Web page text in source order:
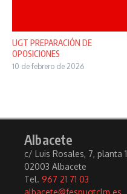
UGT PREPARACIÓN DE
OPOSICIONES
10 de febrero de 2026
Albacete
c/ Luis Rosales, 7, planta 1
02003 Albacete
Tel. 967 21 71 03
albacete@fespugtclm.es